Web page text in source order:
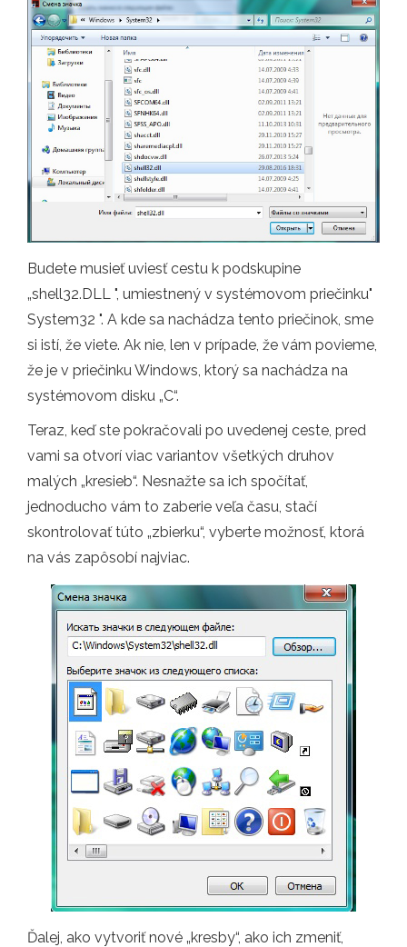
Budete musieť uviesť cestu k podskupine
„shell32.DLL ", umiestnený v systémovom priečinku"
System32 ". A kde sa nachádza tento priečinok, sme
si istí, že viete. Ak nie, len v prípade, že vám povieme,
že je v priečinku Windows, ktorý sa nachádza na
systémovom disku „C“.
Teraz, keď ste pokračovali po uvedenej ceste, pred
vami sa otvorí viac variantov všetkých druhov
malých „kresieb“. Nesnažte sa ich spočítať,
jednoducho vám to zaberie veľa času, stačí
skontrolovať túto „zbierku“, vyberte možnosť, ktorá
na vás zapôsobí najviac.
Ďalej, ako vytvoriť nové „kresby“, ako ich zmeniť,